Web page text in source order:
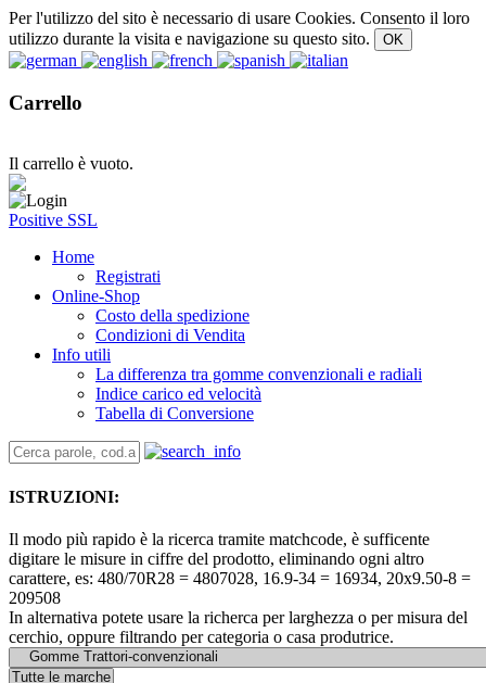
Per l'utilizzo del sito è necessario di usare Cookies. Consento il loro
utilizzo durante la visita e navigazione su questo sito.
Carrello
Il carrello è vuoto.
Positive SSL
Home
Registrati
Online-Shop
Costo della spedizione
Condizioni di Vendita
Info utili
La differenza tra gomme convenzionali e radiali
Indice carico ed velocità
Tabella di Conversione
ISTRUZIONI:
Il modo più rapido è la ricerca tramite matchcode, è sufficente
digitare le misure in ciffre del prodotto, eliminando ogni altro
carattere, es: 480/70R28 = 4807028, 16.9-34 = 16934, 20x9.50-8 =
209508
In alternativa potete usare la richerca per larghezza o per misura del
cerchio, oppure filtrando per categoria o casa produtrice.